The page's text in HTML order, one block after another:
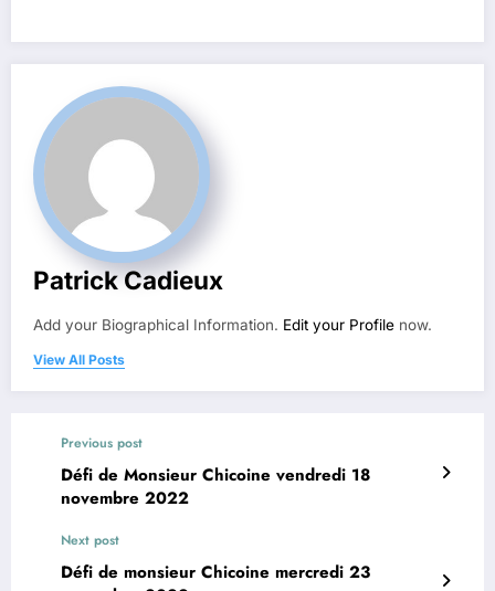
Patrick Cadieux
Add your Biographical Information. Edit your Profile now.
View All Posts
Previous post
Défi de Monsieur Chicoine vendredi 18
novembre 2022
Next post
Défi de monsieur Chicoine mercredi 23